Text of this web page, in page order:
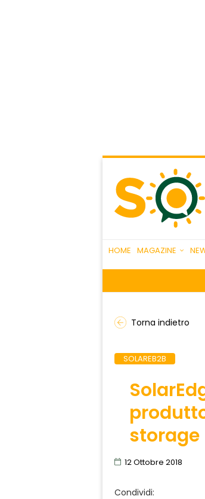
HOME MAGAZINE
Torna indietro
SOLAREB2B
storage
12 Ottobre 2018
Condividi: